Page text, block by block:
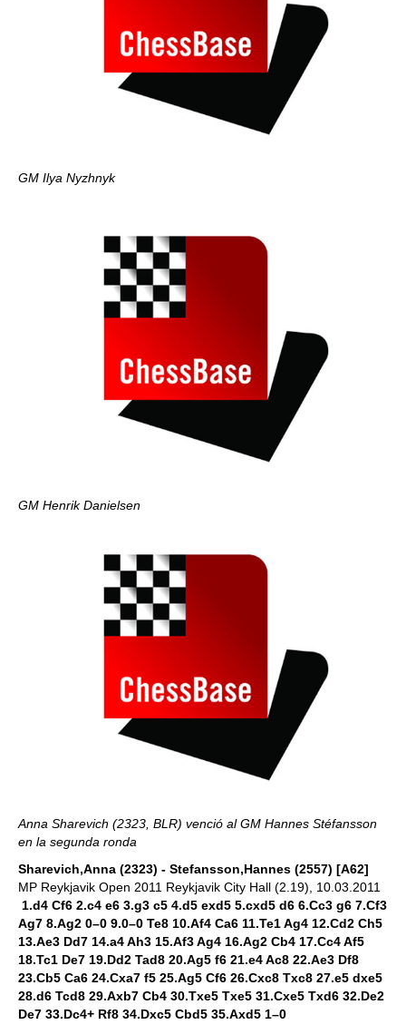
GM Ilya Nyzhnyk
GM Henrik Danielsen
Anna Sharevich (2323, BLR) venció al GM Hannes Stéfansson
en la segunda ronda
Sharevich,Anna (2323) - Stefansson,Hannes (2557) [A62]
MP Reykjavik Open 2011 Reykjavik City Hall (2.19), 10.03.2011
1.d4 Cf6 2.c4 e6 3.g3 c5 4.d5 exd5 5.cxd5 d6 6.Cc3 g6 7.Cf3
Ag7 8.Ag2 0–0 9.0–0 Te8 10.Af4 Ca6 11.Te1 Ag4 12.Cd2 Ch5
13.Ae3 Dd7 14.a4 Ah3 15.Af3 Ag4 16.Ag2 Cb4 17.Cc4 Af5
18.Tc1 De7 19.Dd2 Tad8 20.Ag5 f6 21.e4 Ac8 22.Ae3 Df8
23.Cb5 Ca6 24.Cxa7 f5 25.Ag5 Cf6 26.Cxc8 Txc8 27.e5 dxe5
28.d6 Tcd8 29.Axb7 Cb4 30.Txe5 Txe5 31.Cxe5 Txd6 32.De2
De7 33.Dc4+ Rf8 34.Dxc5 Cbd5 35.Axd5 1–0